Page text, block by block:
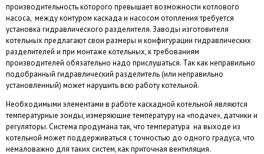
производительность которого превышает возможности котлового
насоса, между контуром каскада и насосом отопления требуется
установка гидравлического разделителя. Заводы изготовителя
котельных предлагают свои размеры и конфигурации гидравлических
разделителей и при монтаже котельных, к требованиям
производителей обязательно надо прислушаться. Так как неправильно
подобранный гидравлический разделитель (или неправильно
установленный) может нарушить всю работу котельной.
Необходимыми элементами в работе каскадной котельной являются
температурные зонды, измеряющие температуру на «подаче», датчики и
регуляторы. Система продумана так, что температура на выходе из
котельной может поддерживаться с точностью до одного градуса, что
немаловажно для таких систем, как приточная вентиляция.